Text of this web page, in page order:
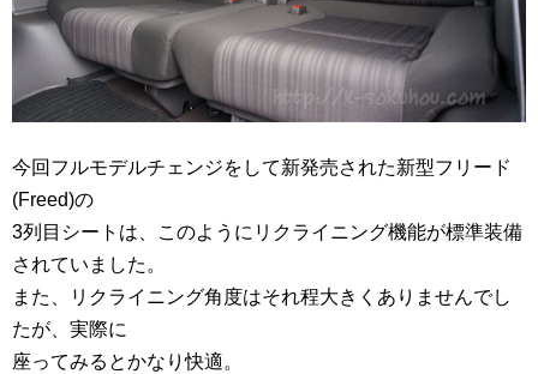
今回フルモデルチェンジをして新発売された新型フリード
(Freed)の
3列目シートは、このようにリクライニング機能が標準装備
されていました。
また、リクライニング角度はそれ程大きくありませんでし
たが、実際に
座ってみるとかなり快適。